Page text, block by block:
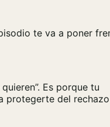
te va a poner
Es porque tu
protegerte del